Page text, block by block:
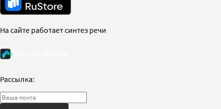
На сайте работает синтез речи
Рассылка: